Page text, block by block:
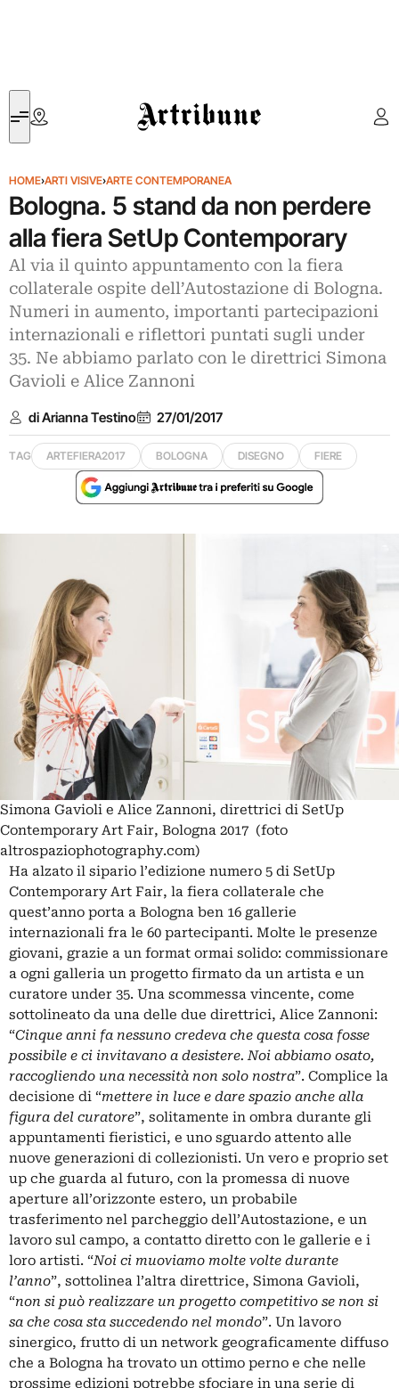
Artribune
HOME›ARTI VISIVE›ARTE CONTEMPORANEA
Bologna. 5 stand da non perdere
alla fiera SetUp Contemporary
Al via il quinto appuntamento con la fiera
collaterale ospite dell’Autostazione di Bologna.
Numeri in aumento, importanti partecipazioni
internazionali e riflettori puntati sugli under
35. Ne abbiamo parlato con le direttrici Simona
Gavioli e Alice Zannoni
di Arianna Testino 27/01/2017
TAG ARTEFIERA2017 BOLOGNA DISEGNO FIERE
Simona Gavioli e Alice Zannoni, direttrici di SetUp
Contemporary Art Fair, Bologna 2017 (foto
altrospaziophotography.com)
Ha alzato il sipario l’edizione numero 5 di SetUp
Contemporary Art Fair, la fiera collaterale che
quest’anno porta a Bologna ben 16 gallerie
internazionali fra le 60 partecipanti. Molte le presenze
giovani, grazie a un format ormai solido: commissionare
a ogni galleria un progetto firmato da un artista e un
curatore under 35. Una scommessa vincente, come
sottolineato da una delle due direttrici, Alice Zannoni:
“Cinque anni fa nessuno credeva che questa cosa fosse
possibile e ci invitavano a desistere. Noi abbiamo osato,
raccogliendo una necessità non solo nostra”. Complice la
decisione di “mettere in luce e dare spazio anche alla
figura del curatore”, solitamente in ombra durante gli
appuntamenti fieristici, e uno sguardo attento alle
nuove generazioni di collezionisti. Un vero e proprio set
up che guarda al futuro, con la promessa di nuove
aperture all’orizzonte estero, un probabile
trasferimento nel parcheggio dell’Autostazione, e un
lavoro sul campo, a contatto diretto con le gallerie e i
loro artisti. “Noi ci muoviamo molte volte durante
l’anno”, sottolinea l’altra direttrice, Simona Gavioli,
“non si può realizzare un progetto competitivo se non si
sa che cosa sta succedendo nel mondo”. Un lavoro
sinergico, frutto di un network geograficamente diffuso
che a Bologna ha trovato un ottimo perno e che nelle
prossime edizioni potrebbe sfociare in una serie di